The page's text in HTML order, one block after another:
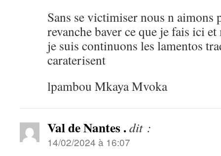
Sans se victimiser nous n aimons
revanche baver ce que je fais ici
je suis continuons les lamentos
caraterisent
lpambou Mkaya Mvoka
Val de Nantes .dit :
14/02/2024 à 16:07